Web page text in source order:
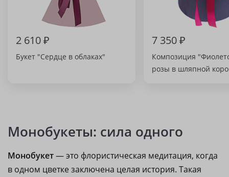
2 610 ₽
Букет "Сердце в облаках"
7 350 ₽
Композиция
розы в шляпной
Монобукеты: сила одного
Монобукет— это флористическая медитация, когда
в одном цветке заключена целая история. Такая